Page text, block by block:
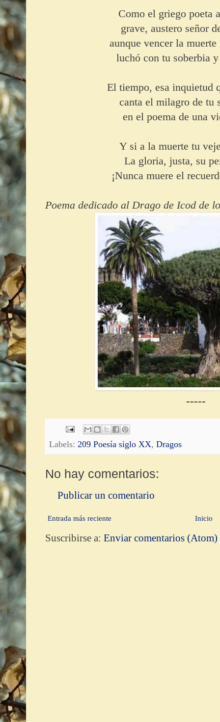
Como el griego poeta
grave, austero señor
aunque vencer la
luchó con tu soberbia
El tiempo, esa inquietud
canta el milagro de tu
en el poema de una
Y si a la muerte tu
La gloria, justa, su
¡Nunca muere el
Poema dedicado al Drago de Icod de
-----
Labels:209 Poesía siglo XX,Dragos
No hay comentarios:
Publicar un comentario
Entrada más reciente Inicio
Suscribirse a:Enviar comentarios (Atom)